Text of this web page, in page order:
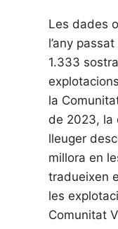
Les dades
l’any
1.333
la
de 2023, la
lleuger
millora en
tradueixen
les
Comunitat